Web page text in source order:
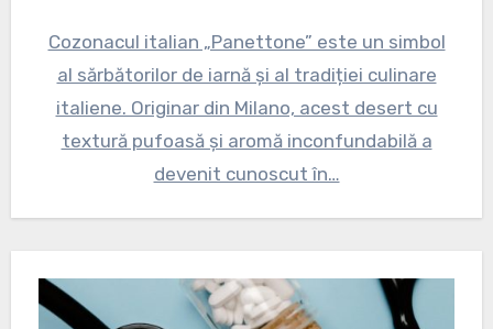
Cozonacul italian „Panettone” este un simbol
al sărbătorilor de iarnă și al tradiției culinare
italiene. Originar din Milano, acest desert cu
textură pufoasă și aromă inconfundabilă a
devenit cunoscut în…